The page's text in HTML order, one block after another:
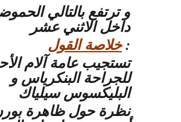
و ترتفع بالتالي
داخل الاثني عشر
خلاصة القول:
تستجيب عامة آلام
للجراحة البنكرياس و
البليكسوس سيلياك
نظرة حول ظاهرة